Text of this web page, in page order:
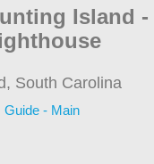
Island -
South Carolina
Guide - Main